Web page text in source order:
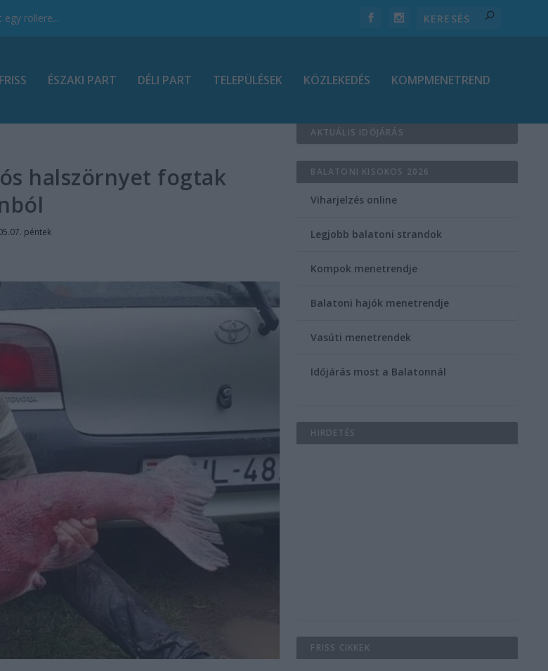
rollere...
FRISS ÉSZAKI PART DÉLI PART TELEPÜLÉSEK KÖZLEKEDÉS KOMPMENETREND
halszörnyet fogtak
péntek
AKTUÁLIS IDŐJÁRÁS
BALATONI KISOKOS 2026
Viharjelzés online
Legjobb balatoni strandok
Kompok menetrendje
Balatoni hajók menetrendje
Vasúti menetrendek
Időjárás most a Balatonnál
HIRDETÉS
FRISS CIKKEK